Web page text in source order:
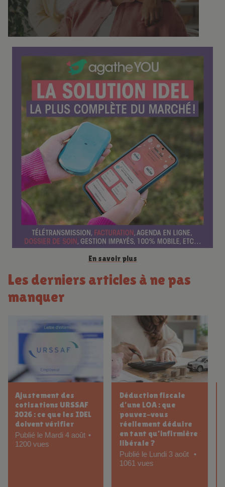
é
n
c
e
En savoir plus
Les derniers articles à ne pas
manquer
Comment choisir son
comptable IDEL ?
Publié le Dimanche 5
juillet
1287 vues
Statut fiscal micro-
BNC vs déclaration
contrôlée (2035) :
quel régime
d’imposition choisir
en tant qu’IDEL ?
Publié le Samedi 4 juillet
38366 vues